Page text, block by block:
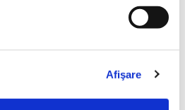
Afişare